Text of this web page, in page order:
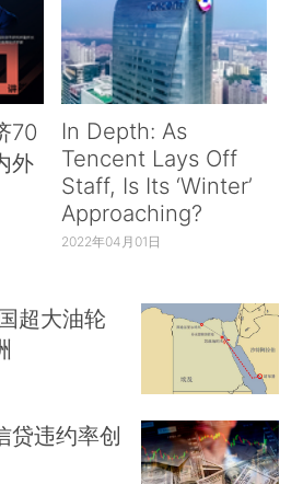
70
外
In Depth: As
Tencent Lays Off
Staff, Is Its ‘Winter’
Approaching?
2022年04月01日
超大油轮
贷违约率创